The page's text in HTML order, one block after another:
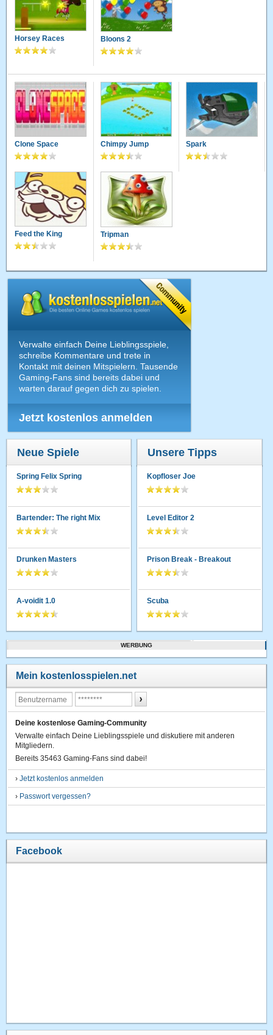
Horsey Races Bloons 2
Clone Space Chimpy Jump Spark
Feed the King Tripman
Verwalte einfach Deine Lieblingsspiele,
schreibe Kommentare und trete in
Kontakt mit deinen Mitspielern. Tausende
Gaming-Fans sind bereits dabei und
warten darauf gegen dich zu spielen.
Jetzt kostenlos anmelden
Neue Spiele
Spring Felix Spring
Bartender: The right Mix
Drunken Masters
A-voidit 1.0
Unsere Tipps
Kopfloser Joe
Level Editor 2
Prison Break - Breakout
Scuba
WERBUNG
Mein kostenlosspielen.net
Deine kostenlose Gaming-Community
Verwalte einfach Deine Lieblingsspiele und diskutiere mit anderen
Mitgliedern.
Bereits 35463 Gaming-Fans sind dabei!
›Jetzt kostenlos anmelden
› Passwort vergessen?
Facebook